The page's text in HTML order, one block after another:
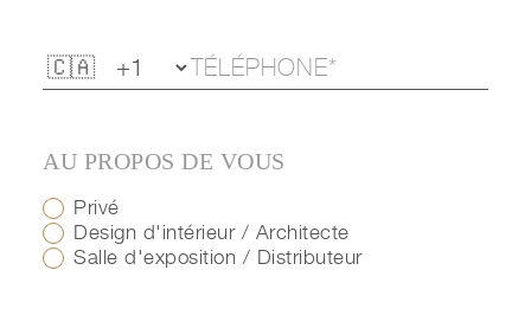
AU PROPOS DE VOUS
Privé
Design d'intérieur / Architecte
Salle d'exposition / Distributeur